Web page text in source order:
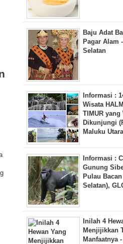
Baju Adat
Pagar Alam
Selatan
Informasi :
Wisata
TIMUR yang
Dikunjungi
Maluku
Informasi :
Gunung
Pulau
Selatan),
Inilah 4
Menjijikkan
Manfaatnya